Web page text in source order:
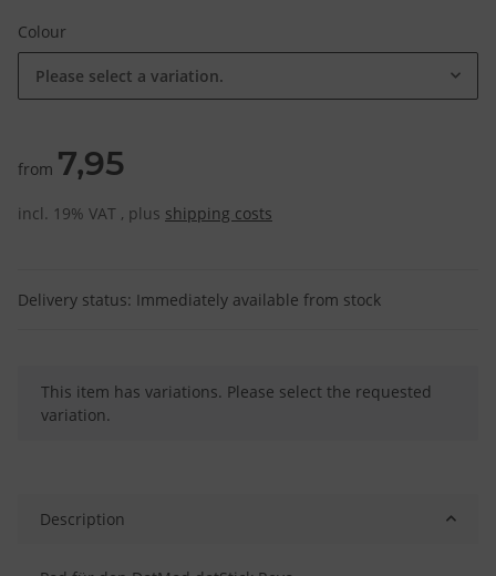
Colour
Please select a variation.
from 7,95
incl. 19% VAT , plus shipping costs
Delivery status: Immediately available from stock
x
This item has variations. Please select the requested
variation.
Description